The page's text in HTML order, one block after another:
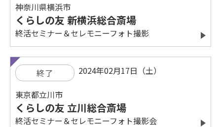
神奈川県横浜市
くらしの友 新横浜総合斎場
終活セミナー＆セレモニーフォト撮影
終了 2024年02月17日（土）
東京都立川市
くらしの友 立川総合斎場
終活セミナー＆セレモニーフォト撮影会